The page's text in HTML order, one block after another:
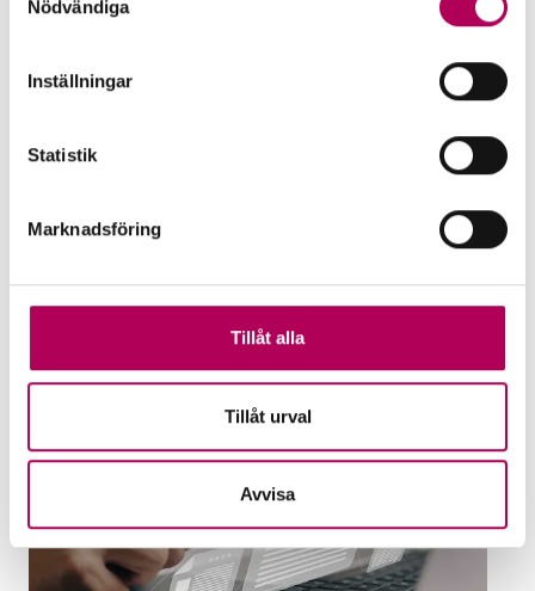
Nödvändiga
Inställningar
Statistik
Marknadsföring
Tillåt alla
Tillåt urval
Avvisa
EKN:s garantier
uteblivna betalningar och hjälper banker
att stötta företag. Vilken garanti passar
EKN:s garantier